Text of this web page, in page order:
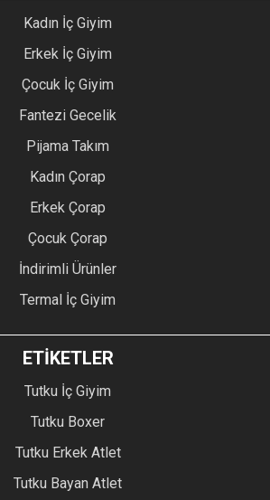
Kadın İç Giyim
Erkek İç Giyim
Çocuk İç Giyim
Fantezi Gecelik
Pijama Takım
Kadın Çorap
Erkek Çorap
Çocuk Çorap
İndirimli Ürünler
Termal İç Giyim
ETİKETLER
Tutku İç Giyim
Tutku Boxer
Tutku Erkek Atlet
Tutku Bayan Atlet